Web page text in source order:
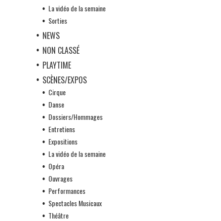
La vidéo de la semaine
Sorties
NEWS
NON CLASSÉ
PLAYTIME
SCÈNES/EXPOS
Cirque
Danse
Dossiers/Hommages
Entretiens
Expositions
La vidéo de la semaine
Opéra
Ouvrages
Performances
Spectacles Musicaux
Théâtre